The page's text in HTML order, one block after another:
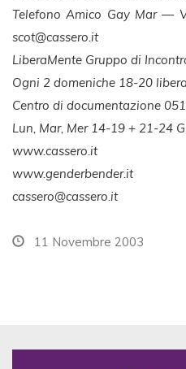
Telefono Amico Gay Mar —
scot@cassero.it
LiberaMente Gruppo di
Ogni 2 domeniche 18-20
Centro di documentazione
Lun, Mar, Mer 14-19 + 21-24
www.cassero.it
www.genderbender.it
cassero@cassero.it
11 Novembre 2003